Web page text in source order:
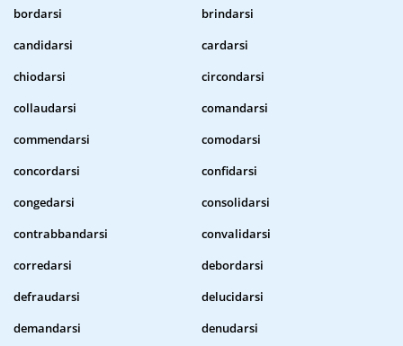
bordarsi
brindarsi
candidarsi
cardarsi
chiodarsi
circondarsi
collaudarsi
comandarsi
commendarsi
comodarsi
concordarsi
confidarsi
congedarsi
consolidarsi
contrabbandarsi
convalidarsi
corredarsi
debordarsi
defraudarsi
delucidarsi
demandarsi
denudarsi